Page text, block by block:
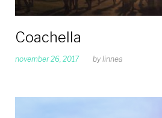
Coachella
november 26, 2017 by linnea